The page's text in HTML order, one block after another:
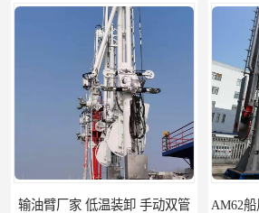
输油臂厂家 低温装卸 手动双管